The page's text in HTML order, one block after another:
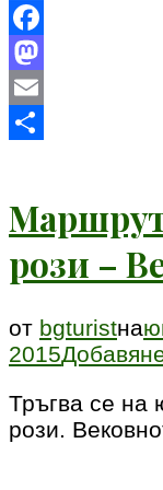
Facebook
Mastodon
Email
рози –
от bgturistна
2015
Тръгва се на
рози.